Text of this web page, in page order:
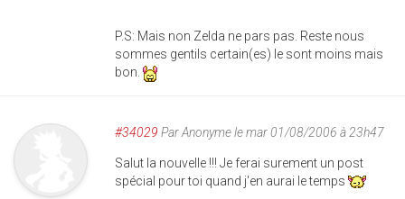
P.S: Mais non Zelda ne pars pas. Reste nous
sommes gentils certain(es) le sont moins mais
bon.
#34029 ParAnonymele mar 01/08/2006 à 23h47
Salut la nouvelle !!! Je ferai surement un post
spécial pour toi quand j'en aurai le temps